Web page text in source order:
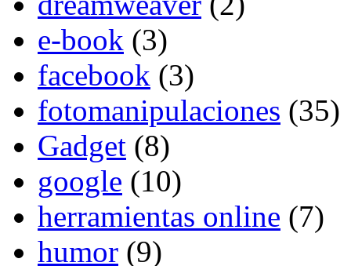
e-book (3)
facebook (3)
fotomanipulaciones (35)
Gadget (8)
google (10)
herramientas online (7)
humor (9)